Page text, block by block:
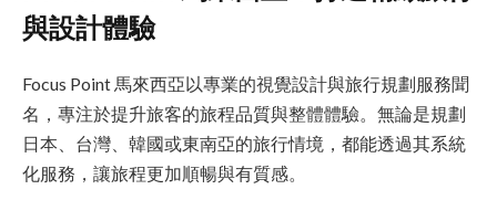
與設計體驗
Focus Point 馬來西亞以專業的視覺設計與旅行規劃服務聞
名，專注於提升旅客的旅程品質與整體體驗。無論是規劃
日本、台灣、韓國或東南亞的旅行情境，都能透過其系統
化服務，讓旅程更加順暢與有質感。